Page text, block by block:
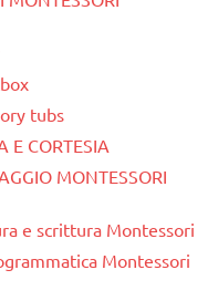
tubs
E CORTESIA
MONTESSORI
e scrittura Montessori
Montessori